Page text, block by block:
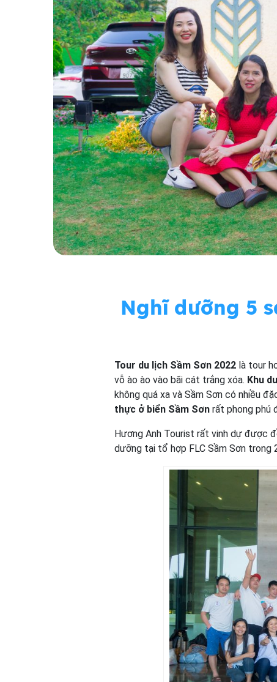
Nghĩ dưỡng 5
Tour du lịch Sầm Sơn 2022 là tour
vỗ ào ào vào bãi cát trắng xóa. Khu
không quá xa và Sầm Sơn có nhiều
thực ở biển Sầm Sơn rất phong phú
Hương Anh Tourist rất vinh dự được
dưỡng tại tổ hợp FLC Sầm Sơn